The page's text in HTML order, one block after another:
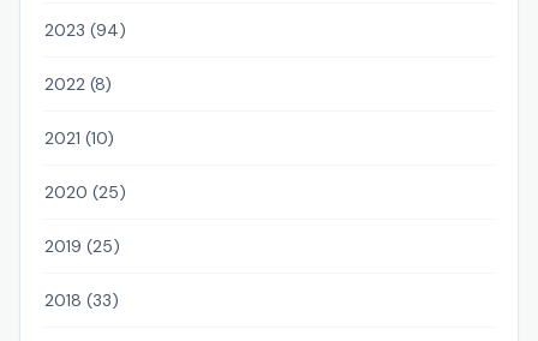
2023 (94)
2022 (8)
2021 (10)
2020 (25)
2019 (25)
2018 (33)